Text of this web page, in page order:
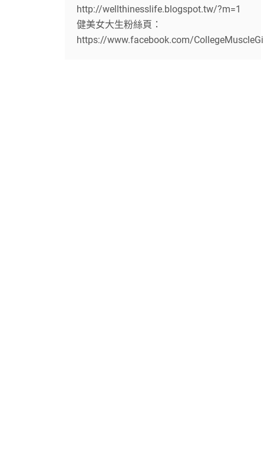
http://wellthinesslife.blogspot.tw/?m=1
健美女大生粉絲頁：
https://www.facebook.com/